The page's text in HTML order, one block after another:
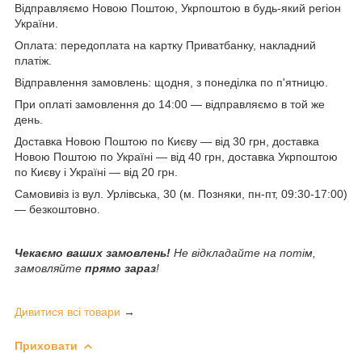
Відправляємо Новою Поштою, Укрпоштою в будь-який регіон
України.
Оплата: передоплата на картку Приватбанку, накладний
платіж.
Відправлення замовлень: щодня, з понеділка по п'ятницю.
При оплаті замовлення до 14:00 — відправляємо в той же
день.
Доставка Новою Поштою по Києву — від 30 грн, доставка
Новою Поштою по Україні — від 40 грн, доставка Укрпоштою
по Києву і Україні — від 20 грн.
Самовивіз із вул. Урлівська, 30 (м. Позняки, пн-пт, 09:30-17:00)
— безкоштовно.
Чекаємо ваших замовлень! Не відкладайте на потім,
замовляйте прямо зараз!
Дивитися всі товари →
Приховати